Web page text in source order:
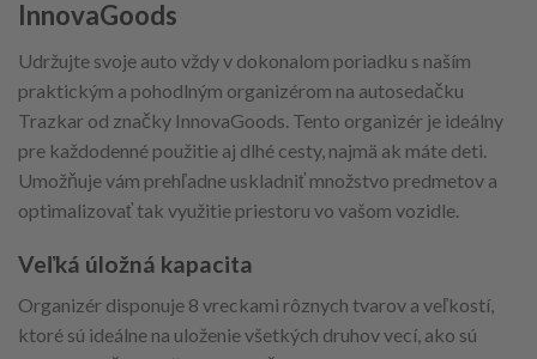
InnovaGoods
Udržujte svoje auto vždy v dokonalom poriadku s naším
praktickým a pohodlným organizérom na autosedačku
Trazkar od značky InnovaGoods. Tento organizér je ideálny
pre každodenné použitie aj dlhé cesty, najmä ak máte deti.
Umožňuje vám prehľadne uskladniť množstvo predmetov a
optimalizovať tak využitie priestoru vo vašom vozidle.
Veľká úložná kapacita
Organizér disponuje 8 vreckami rôznych tvarov a veľkostí,
ktoré sú ideálne na uloženie všetkých druhov vecí, ako sú